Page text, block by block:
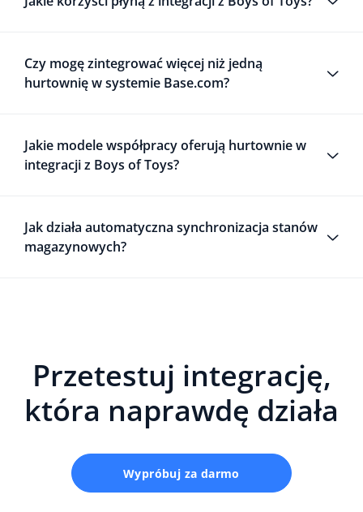
Czy mogę zintegrować więcej niż jedną
hurtownię w systemie Base.com?
Jakie modele współpracy oferują hurtownie w
integracji z Boys of Toys?
Jak działa automatyczna synchronizacja stanów
magazynowych?
Przetestuj integrację,
która naprawdę działa
Wypróbuj za darmo